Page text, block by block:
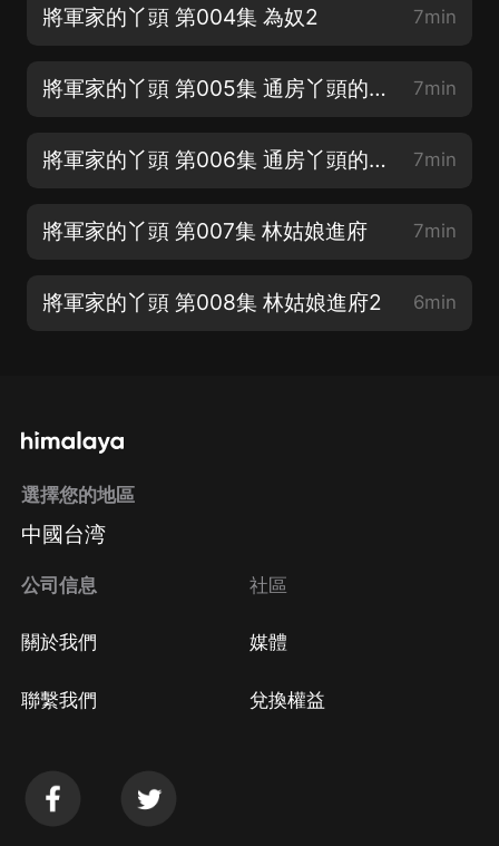
將軍家的丫頭 第004集 為奴2 7min
將軍家的丫頭 第005集 通房丫頭的人選 7min
將軍家的丫頭 第006集 通房丫頭的人選2 7min
將軍家的丫頭 第007集 林姑娘進府 7min
將軍家的丫頭 第008集 林姑娘進府2 6min
選擇您的地區
中國台湾
公司信息
關於我們
聯繫我們
社區
媒體
兌換權益